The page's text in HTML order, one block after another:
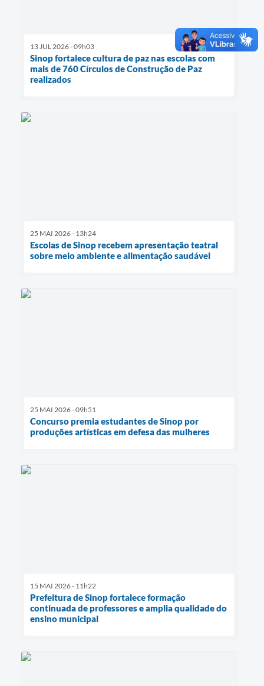
13 JUL 2026 - 09h03
Sinop fortalece cultura de paz nas escolas com
mais de 760 Círculos de Construção de Paz
realizados
25 MAI 2026 - 13h24
Escolas de Sinop recebem apresentação teatral
sobre meio ambiente e alimentação saudável
25 MAI 2026 - 09h51
Concurso premia estudantes de Sinop por
produções artísticas em defesa das mulheres
15 MAI 2026 - 11h22
Prefeitura de Sinop fortalece formação
continuada de professores e amplia qualidade do
ensino municipal